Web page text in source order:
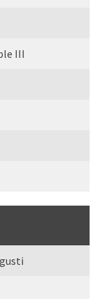
III